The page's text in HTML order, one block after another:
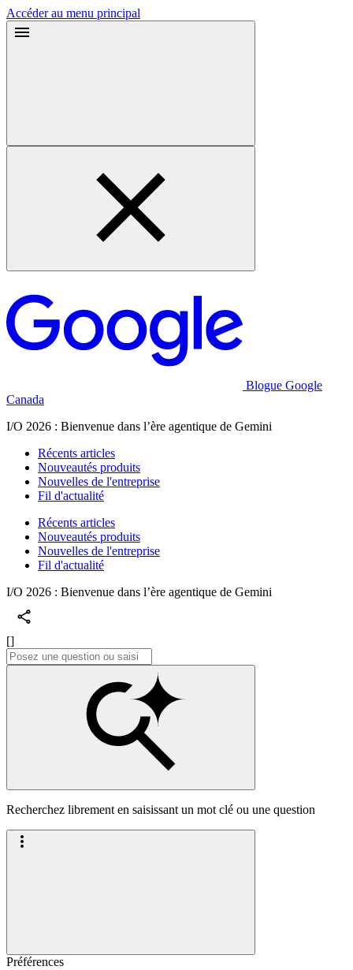
Accéder au menu principal
Blogue Google
Canada
I/O 2026 : Bienvenue dans l’ère agentique de Gemini
Récents articles
Nouveautés produits
Nouvelles de l'entreprise
Fil d'actualité
Récents articles
Nouveautés produits
Nouvelles de l'entreprise
Fil d'actualité
I/O 2026 : Bienvenue dans l’ère agentique de Gemini
[]
Recherchez librement en saisissant un mot clé ou une question
Préférences